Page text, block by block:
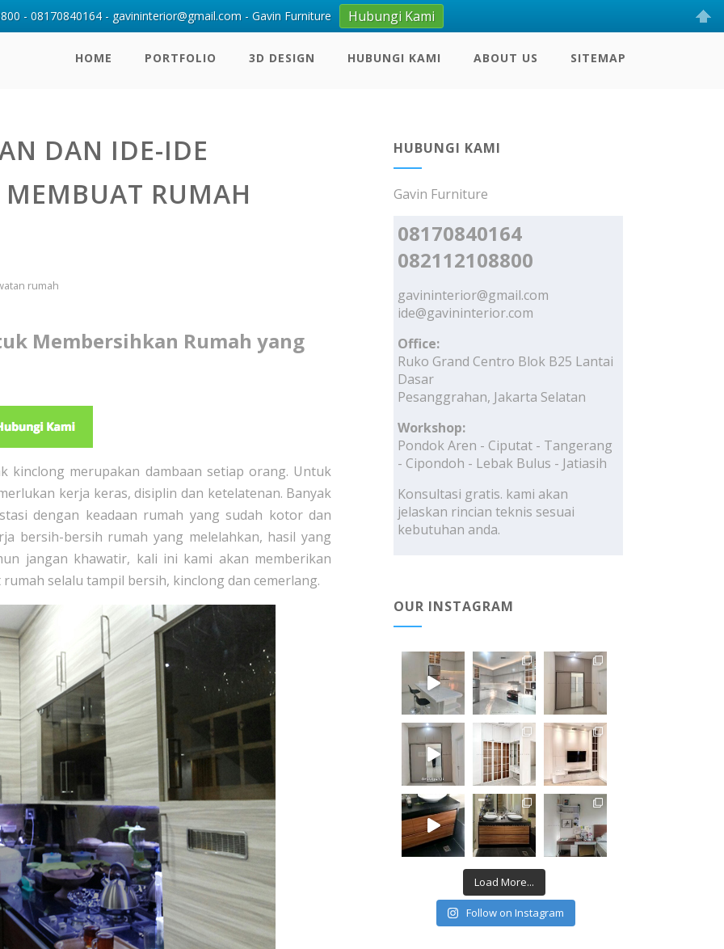
HOME PORTFOLIO 3D DESIGN HUBUNGI KAMI ABOUT US SITEMAP
DAN IDE-IDE
RUMAH
rumah
Membersihkan Rumah yang
kinclong merupakan dambaan setiap orang. Untuk
kerja keras, disiplin dan ketelatenan. Banyak
dengan keadaan rumah yang sudah kotor dan
bersih-bersih rumah yang melelahkan, hasil yang
jangan khawatir, kali ini kami akan memberikan
selalu tampil bersih, kinclong dan cemerlang.
HUBUNGI KAMI
Gavin Furniture
08170840164
082112108800
gavininterior@gmail.com
ide@gavininterior.com
Office:
Ruko Grand Centro Blok B25 Lantai
Dasar
Pesanggrahan, Jakarta Selatan
Workshop:
Pondok Aren - Ciputat - Tangerang
- Cipondoh - Lebak Bulus - Jatiasih
Konsultasi gratis. kami akan
jelaskan rincian teknis sesuai
kebutuhan anda.
OUR INSTAGRAM
Load More...
Follow on Instagram
- 08170840164 - gavininterior@gmail.com - Gavin Furniture Hubungi Kami